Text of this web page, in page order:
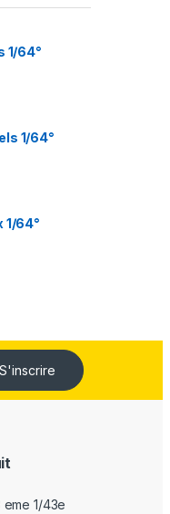
1/64°
1/64°
1/64°
S'inscrire
eme 1/43e